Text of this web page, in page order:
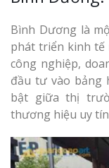
Bình Dương là
phát triển kinh tế
công nghiệp,
đầu tư vào bảng
bật giữa thị
thương hiệu uy